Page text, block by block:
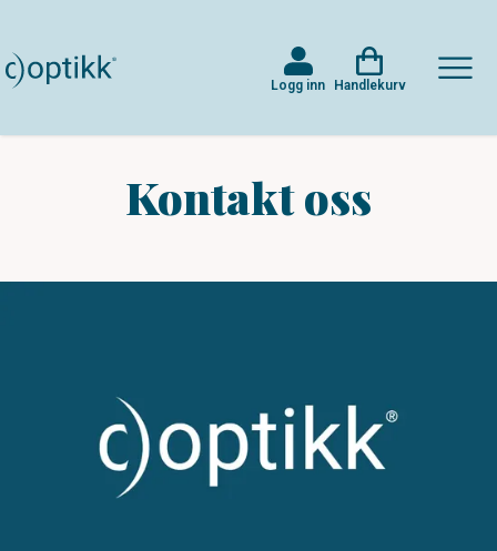
Logg inn Handlekurv
Kontakt oss